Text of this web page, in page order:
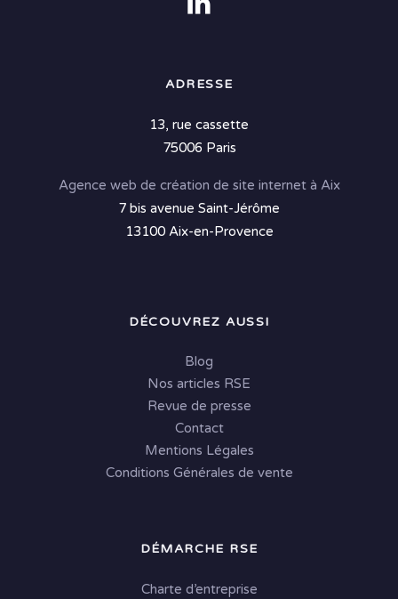
ADRESSE
13, rue cassette
75006 Paris
Agence web de création de site internet à Aix
7 bis avenue Saint-Jérôme
13100 Aix-en-Provence
DÉCOUVREZ AUSSI
Blog
Nos articles RSE
Revue de presse
Contact
Mentions Légales
Conditions Générales de vente
DÉMARCHE RSE
Charte d’entreprise